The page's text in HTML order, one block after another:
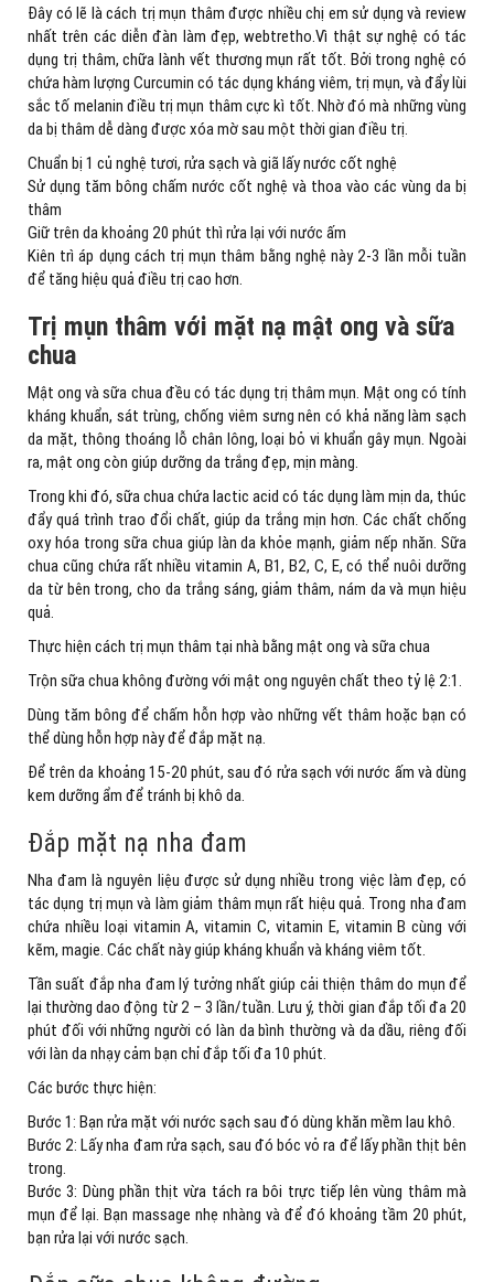
Đây có lẽ là cách trị mụn thâm được nhiều chị em sử dụng và review
nhất trên các diễn đàn làm đẹp, webtretho.Vì thật sự nghệ có tác
dụng trị thâm, chữa lành vết thương mụn rất tốt. Bởi trong nghệ có
chứa hàm lượng Curcumin có tác dụng kháng viêm, trị mụn, và đẩy lùi
sắc tố melanin điều trị mụn thâm cực kì tốt. Nhờ đó mà những vùng
da bị thâm dễ dàng được xóa mờ sau một thời gian điều trị.
Chuẩn bị 1 củ nghệ tươi, rửa sạch và giã lấy nước cốt nghệ
Sử dụng tăm bông chấm nước cốt nghệ và thoa vào các vùng da bị
thâm
Giữ trên da khoảng 20 phút thì rửa lại với nước ấm
Kiên trì áp dụng cách trị mụn thâm bằng nghệ này 2-3 lần mỗi tuần
để tăng hiệu quả điều trị cao hơn.
Trị mụn thâm với mặt nạ mật ong và sữa
chua
Mật ong và sữa chua đều có tác dụng trị thâm mụn. Mật ong có tính
kháng khuẩn, sát trùng, chống viêm sưng nên có khả năng làm sạch
da mặt, thông thoáng lỗ chân lông, loại bỏ vi khuẩn gây mụn. Ngoài
ra, mật ong còn giúp dưỡng da trắng đẹp, mịn màng.
Trong khi đó, sữa chua chứa lactic acid có tác dụng làm mịn da, thúc
đẩy quá trình trao đổi chất, giúp da trắng mịn hơn. Các chất chống
oxy hóa trong sữa chua giúp làn da khỏe mạnh, giảm nếp nhăn. Sữa
chua cũng chứa rất nhiều vitamin A, B1, B2, C, E, có thể nuôi dưỡng
da từ bên trong, cho da trắng sáng, giảm thâm, nám da và mụn hiệu
quả.
Thực hiện cách trị mụn thâm tại nhà bằng mật ong và sữa chua
Trộn sữa chua không đường với mật ong nguyên chất theo tỷ lệ 2:1.
Dùng tăm bông để chấm hỗn hợp vào những vết thâm hoặc bạn có
thể dùng hỗn hợp này để đắp mặt nạ.
Để trên da khoảng 15-20 phút, sau đó rửa sạch với nước ấm và dùng
kem dưỡng ẩm để tránh bị khô da.
Đắp mặt nạ nha đam
Nha đam là nguyên liệu được sử dụng nhiều trong việc làm đẹp, có
tác dụng trị mụn và làm giảm thâm mụn rất hiệu quả. Trong nha đam
chứa nhiều loại vitamin A, vitamin C, vitamin E, vitamin B cùng với
kẽm, magie. Các chất này giúp kháng khuẩn và kháng viêm tốt.
Tần suất đắp nha đam lý tưởng nhất giúp cải thiện thâm do mụn để
lại thường dao động từ 2 – 3 lần/tuần. Lưu ý, thời gian đắp tối đa 20
phút đối với những người có làn da bình thường và da dầu, riêng đối
với làn da nhạy cảm bạn chỉ đắp tối đa 10 phút.
Các bước thực hiện:
Bước 1: Bạn rửa mặt với nước sạch sau đó dùng khăn mềm lau khô.
Bước 2: Lấy nha đam rửa sạch, sau đó bóc vỏ ra để lấy phần thịt bên
trong.
Bước 3: Dùng phần thịt vừa tách ra bôi trực tiếp lên vùng thâm mà
mụn để lại. Bạn massage nhẹ nhàng và để đó khoảng tầm 20 phút,
bạn rửa lại với nước sạch.